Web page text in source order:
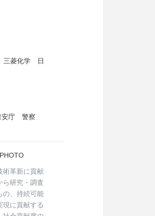
三菱化学 日
安庁 警察
術革新に貢献
ら研究・調査
の、持続可能
現に貢献する